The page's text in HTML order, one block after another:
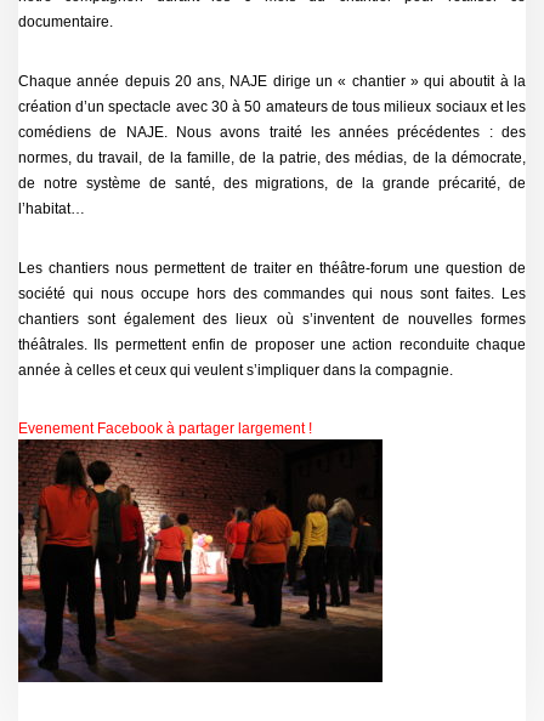
documentaire.
Chaque année depuis 20 ans, NAJE dirige un « chantier » qui aboutit à la
création d’un spectacle avec 30 à 50 amateurs de tous milieux sociaux et les
comédiens de NAJE. Nous avons traité les années précédentes : des
normes, du travail, de la famille, de la patrie, des médias, de la démocrate,
de notre système de santé, des migrations, de la grande précarité, de
l’habitat…
Les chantiers nous permettent de traiter en théâtre-forum une question de
société qui nous occupe hors des commandes qui nous sont faites. Les
chantiers sont également des lieux où s’inventent de nouvelles formes
théâtrales. Ils permettent enfin de proposer une action reconduite chaque
année à celles et ceux qui veulent s’impliquer dans la compagnie.
Evenement Facebook à partager largement !